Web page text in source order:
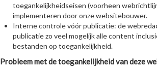
toegankelijkheidseisen (voorheen
implementeren door onze websitebouwer.
Interne controle vóór publicatie: de
publicatie zo veel mogelijk alle content
bestanden op toegankelijkheid.
Probleem met de toegankelijkheid van deze